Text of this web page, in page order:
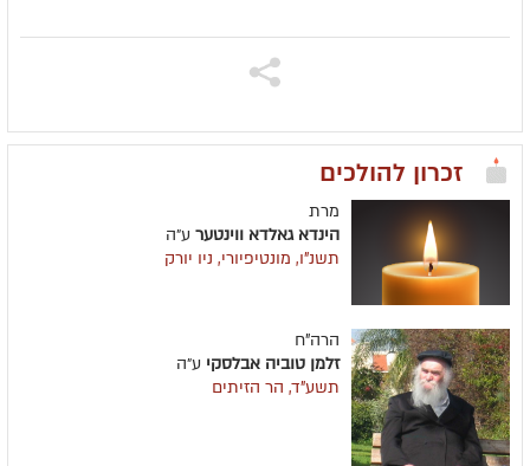
זכרון להולכים
מרת
הינדא גאלדא ווינטער ע״ה
תשנ"ו, מונטיפיורי, ניו יורק
הרה"ח
זלמן טוביה אבלסקי ע״ה
תשע"ד, הר הזיתים